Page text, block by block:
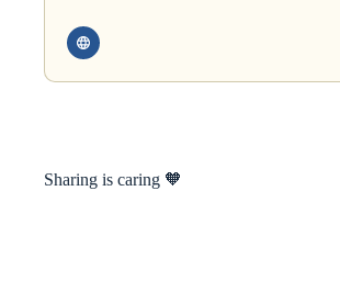
Sharing is caring 🧡